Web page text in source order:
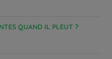
QUAND IL PLEUT ?